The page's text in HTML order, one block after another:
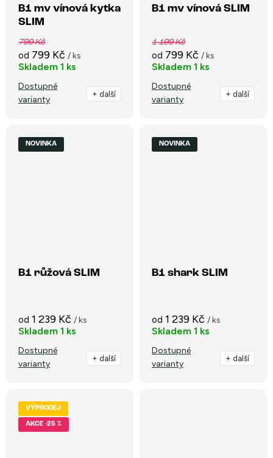
B1 mv vínová kytka
SLIM
799 Kč
od 799 Kč / ks
Skladem 1 ks
Dostupné
varianty
+ další
B1 mv vínová SLIM
1 199 Kč
od 799 Kč / ks
Skladem 1 ks
Dostupné
varianty
+ další
NOVINKA
B1 růžová SLIM
od 1 239 Kč / ks
Skladem 1 ks
Dostupné
varianty
+ další
NOVINKA
B1 shark SLIM
od 1 239 Kč / ks
Skladem 1 ks
Dostupné
varianty
+ další
VÝPRODEJ
-25 %